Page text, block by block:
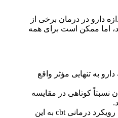
دارو در درمان برخی از
اما ممکن است برای همه
به تنهایی مؤثر واقع
نسبتاً کوتاهی در مقایسه
ماهیت بسیار ساختار یافته رویکرد درمانی cbt به این